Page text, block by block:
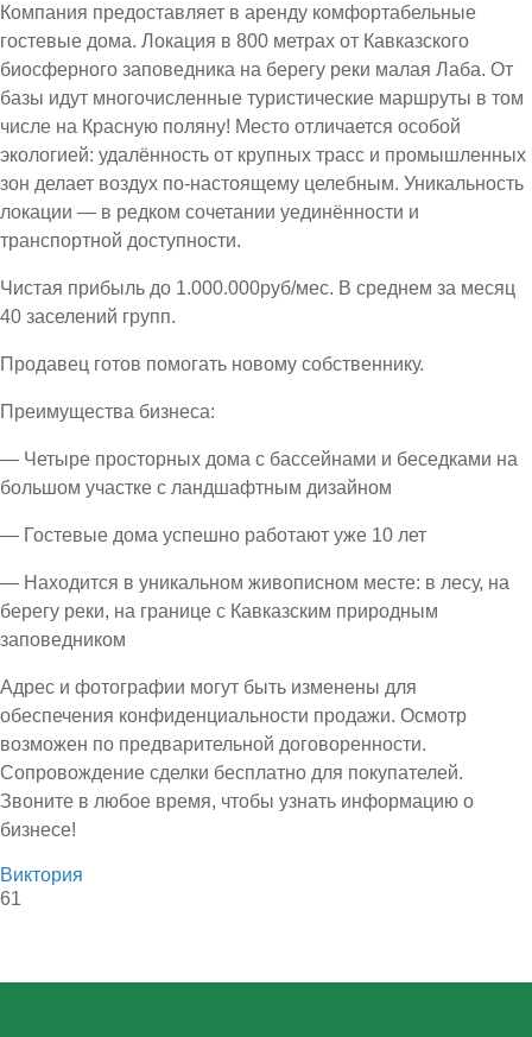
Компания предоставляет в аренду комфортабельные
гостевые дома. Локация в 800 метрах от Кавказского
биосферного заповедника на берегу реки малая Лаба. От
базы идут многочисленные туристические маршруты в том
числе на Красную поляну! Место отличается особой
экологией: удалённость от крупных трасс и промышленных
зон делает воздух по-настоящему целебным. Уникальность
локации — в редком сочетании уединённости и
транспортной доступности.
Чистая прибыль до 1.000.000руб/мес. В среднем за месяц
40 заселений групп.
Продавец готов помогать новому собственнику.
Преимущества бизнеса:
— Четыре просторных дома с бассейнами и беседками на
большом участке с ландшафтным дизайном
— Гостевые дома успешно работают уже 10 лет
— Находится в уникальном живописном месте: в лесу, на
берегу реки, на границе с Кавказским природным
заповедником
Адрес и фотографии могут быть изменены для
обеспечения конфиденциальности продажи. Осмотр
возможен по предварительной договоренности.
Сопровождение сделки бесплатно для покупателей.
Звоните в любое время, чтобы узнать информацию о
бизнесе!
Виктория
61